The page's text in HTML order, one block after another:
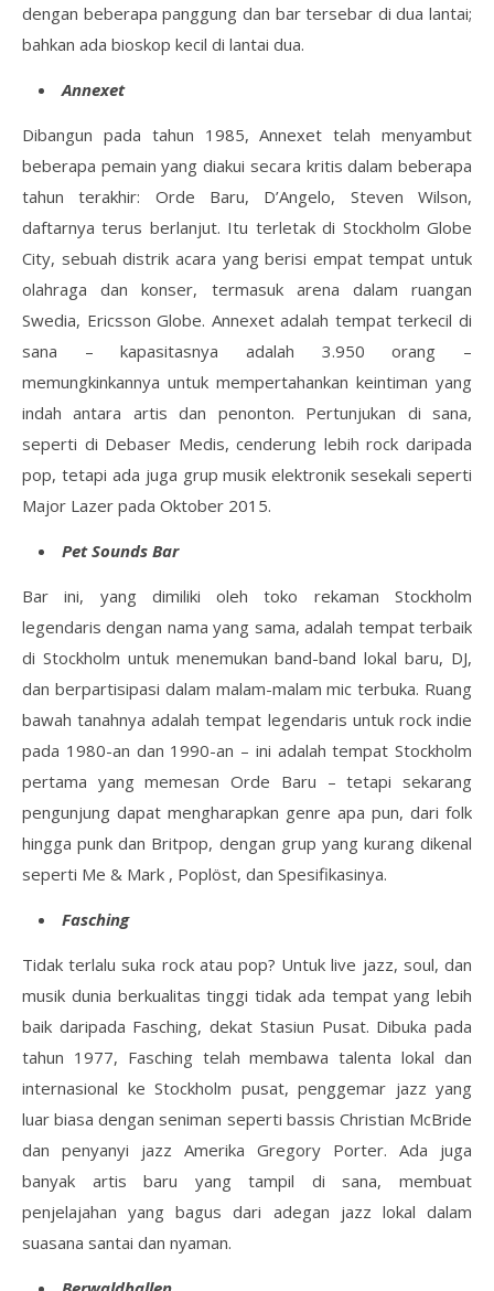
dengan beberapa panggung dan bar tersebar di dua lantai;
bahkan ada bioskop kecil di lantai dua.
Annexet
Dibangun pada tahun 1985, Annexet telah menyambut
beberapa pemain yang diakui secara kritis dalam beberapa
tahun terakhir: Orde Baru, D’Angelo, Steven Wilson,
daftarnya terus berlanjut. Itu terletak di Stockholm Globe
City, sebuah distrik acara yang berisi empat tempat untuk
olahraga dan konser, termasuk arena dalam ruangan
Swedia, Ericsson Globe. Annexet adalah tempat terkecil di
sana – kapasitasnya adalah 3.950 orang –
memungkinkannya untuk mempertahankan keintiman yang
indah antara artis dan penonton. Pertunjukan di sana,
seperti di Debaser Medis, cenderung lebih rock daripada
pop, tetapi ada juga grup musik elektronik sesekali seperti
Major Lazer pada Oktober 2015.
Pet Sounds Bar
Bar ini, yang dimiliki oleh toko rekaman Stockholm
legendaris dengan nama yang sama, adalah tempat terbaik
di Stockholm untuk menemukan band-band lokal baru, DJ,
dan berpartisipasi dalam malam-malam mic terbuka. Ruang
bawah tanahnya adalah tempat legendaris untuk rock indie
pada 1980-an dan 1990-an – ini adalah tempat Stockholm
pertama yang memesan Orde Baru – tetapi sekarang
pengunjung dapat mengharapkan genre apa pun, dari folk
hingga punk dan Britpop, dengan grup yang kurang dikenal
seperti Me & Mark , Poplöst, dan Spesifikasinya.
Fasching
Tidak terlalu suka rock atau pop? Untuk live jazz, soul, dan
musik dunia berkualitas tinggi tidak ada tempat yang lebih
baik daripada Fasching, dekat Stasiun Pusat. Dibuka pada
tahun 1977, Fasching telah membawa talenta lokal dan
internasional ke Stockholm pusat, penggemar jazz yang
luar biasa dengan seniman seperti bassis Christian McBride
dan penyanyi jazz Amerika Gregory Porter. Ada juga
banyak artis baru yang tampil di sana, membuat
penjelajahan yang bagus dari adegan jazz lokal dalam
suasana santai dan nyaman.